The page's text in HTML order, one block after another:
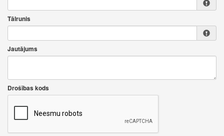
Tālrunis
Jautājums
Drošības kods